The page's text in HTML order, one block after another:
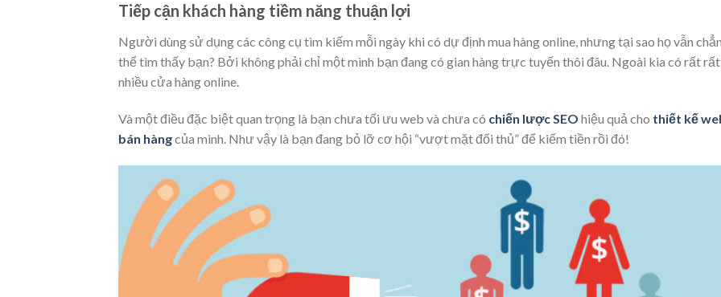
Tiếp cận khách hàng tiềm năng thuận lợi
Người dùng sử dụng các công cụ tìm kiếm mỗi ngày khi có dự định mua hàng online, nhưng tại sao họ vẫn
thể tìm thấy bạn? Bởi không phải chỉ một mình bạn đang có gian hàng trực tuyến thôi đâu. Ngoài kia có rất rất
nhiều cửa hàng online.
Và một điều đặc biệt quan trọng là bạn chưa tối ưu web và chưa có chiến lược SEO hiệu quả cho thiết kế
bán hàngcủa mình. Như vậy là bạn đang bỏ lỡ cơ hội “vượt mặt đối thủ” để kiếm tiền rồi đó!